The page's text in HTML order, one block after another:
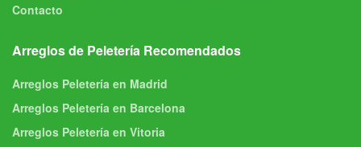
Contacto
Arreglos de Peletería Recomendados
Arreglos Peletería en Madrid
Arreglos Peletería en Barcelona
Arreglos Peletería en Vitoria